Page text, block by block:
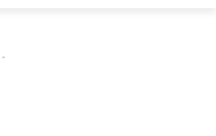
-